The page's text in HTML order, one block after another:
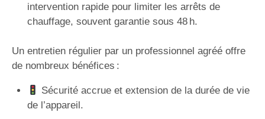
intervention rapide pour limiter les arrêts de
chauffage, souvent garantie sous 48 h.
Un entretien régulier par un professionnel agréé offre
de nombreux bénéfices :
Sécurité accrue et extension de la durée de vie
de l’appareil.